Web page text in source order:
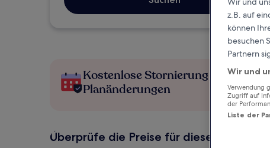
Kostenlose Stornierung bei
Planänderungen
Überprüfe die Preise für diese Daten
z.B. auf
können
besuchen
Partnern
Wir und
Verwendung
Zugriff auf
der
Liste der